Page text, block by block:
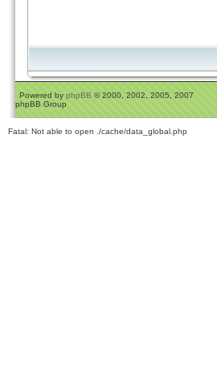
Powered by phpBB © 2000, 2002, 2005, 2007
phpBB Group
Fatal: Not able to open ./cache/data_global.php